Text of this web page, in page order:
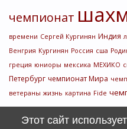
чемпионат
времени Сергей Кургинян Индия
Венгрия Кургинян Россия сша
греция юниоры мексика МЕХИКО
Петербург чемпионат Мира
ветераны жизнь картина Fide
Этот сайт